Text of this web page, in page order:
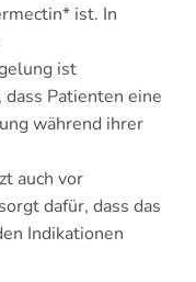
ist. In
ist
Patienten eine
während ihrer
auch vor
dafür, dass das
Indikationen